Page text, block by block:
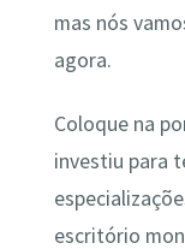
mas nós
agora.
Coloque na
investiu para
escritório